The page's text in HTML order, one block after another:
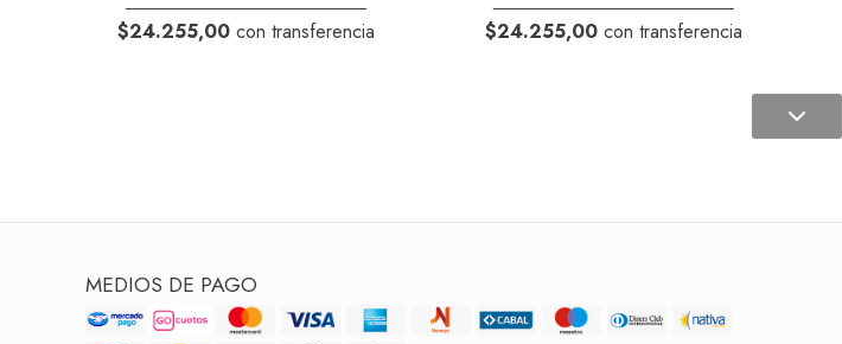
$24.255,00con transferencia $24.255,00con transferencia
MEDIOS DE PAGO